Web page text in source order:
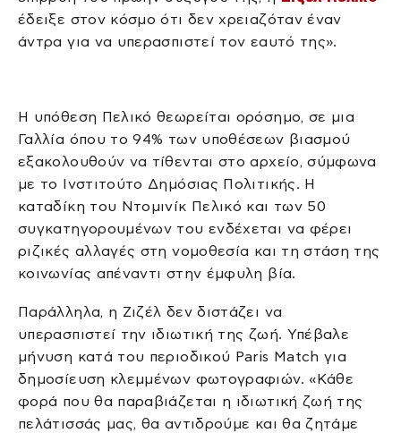
έδειξε στον κόσμο ότι δεν χρειαζόταν έναν
άντρα για να υπερασπιστεί τον εαυτό της».
Η υπόθεση Πελικό θεωρείται ορόσημο, σε μια
Γαλλία όπου το 94% των υποθέσεων βιασμού
εξακολουθούν να τίθενται στο αρχείο, σύμφωνα
με το Ινστιτούτο Δημόσιας Πολιτικής. Η
καταδίκη του Ντομινίκ Πελικό και των 50
συγκατηγορουμένων του ενδέχεται να φέρει
ριζικές αλλαγές στη νομοθεσία και τη στάση της
κοινωνίας απέναντι στην έμφυλη βία.
Παράλληλα, η Ζιζέλ δεν διστάζει να
υπερασπιστεί την ιδιωτική της ζωή. Υπέβαλε
μήνυση κατά του περιοδικού Paris Match για
δημοσίευση κλεμμένων φωτογραφιών. «Κάθε
φορά που θα παραβιάζεται η ιδιωτική ζωή της
πελάτισσάς μας, θα αντιδρούμε και θα ζητάμε